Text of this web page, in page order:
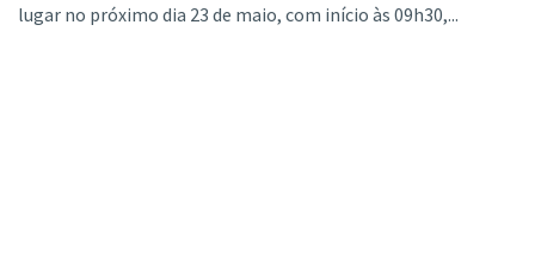
lugar no próximo dia 23 de maio, com início às 09h30,...